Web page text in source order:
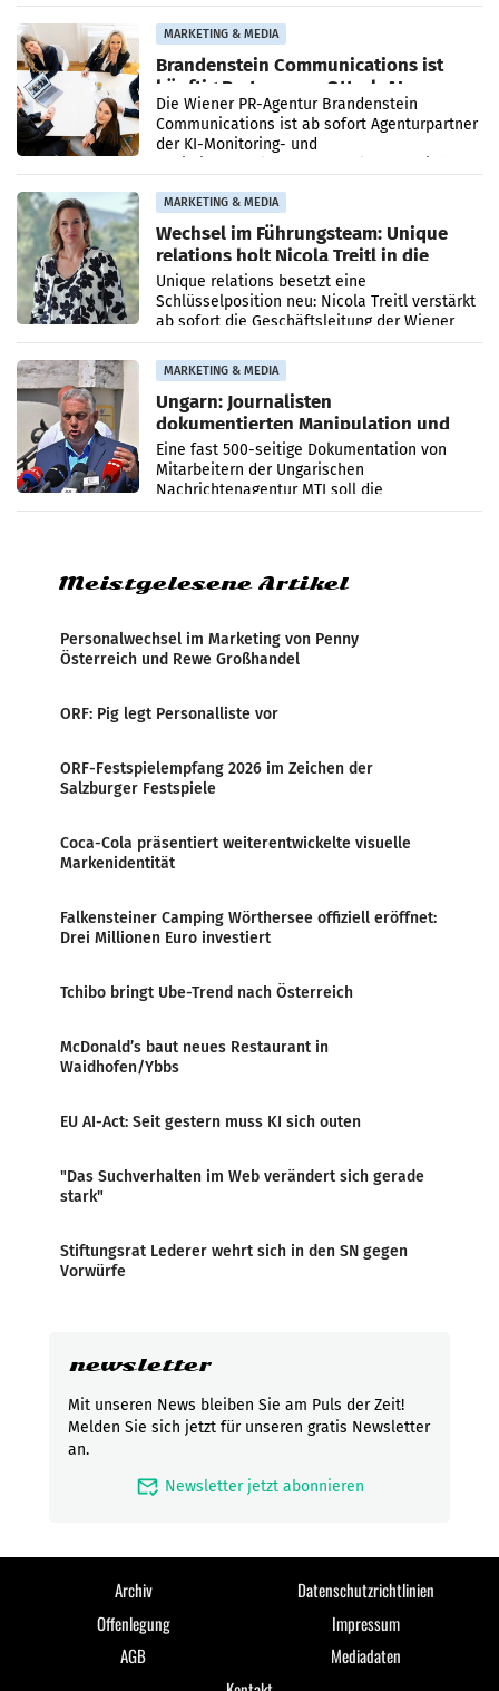
MARKETING & MEDIA
Brandenstein Communications ist
künftig Partner von OtterlyAI
Die Wiener PR-Agentur Brandenstein
Communications ist ab sofort Agenturpartner
der KI-Monitoring- und
MARKETING & MEDIA
Wechsel im Führungsteam: Unique
relations holt Nicola Treitl in die
Geschäftsleitung
Unique relations besetzt eine
Schlüsselposition neu: Nicola Treitl verstärkt
ab sofort die Geschäftsleitung der Wiener
PR-Agentur an der Seite von Josef Kalina und
Anna Kalina-Mahr.
MARKETING & MEDIA
Ungarn: Journalisten
dokumentierten Manipulation und
Zensur
Eine fast 500-seitige Dokumentation von
Mitarbeitern der Ungarischen
Nachrichtenagentur MTI soll die
systematische Nachrichten-Manipulation und
Meistgelesene Artikel
Personalwechsel im Marketing von Penny
Österreich und Rewe Großhandel
ORF: Pig legt Personalliste vor
ORF-Festspielempfang 2026 im Zeichen der
Salzburger Festspiele
Coca-Cola präsentiert weiterentwickelte visuelle
Markenidentität
Falkensteiner Camping Wörthersee offiziell eröffnet:
Drei Millionen Euro investiert
Tchibo bringt Ube-Trend nach Österreich
McDonald’s baut neues Restaurant in
Waidhofen/Ybbs
EU AI-Act: Seit gestern muss KI sich outen
"Das Suchverhalten im Web verändert sich gerade
stark"
Stiftungsrat Lederer wehrt sich in den SN gegen
Vorwürfe
newsletter
Mit unseren News bleiben Sie am Puls der Zeit!
Melden Sie sich jetzt für unseren gratis Newsletter
an.
mark_email_read Newsletter jetzt abonnieren
Archiv
Datenschutzrichtlinien
Offenlegung
Impressum
AGB
Mediadaten